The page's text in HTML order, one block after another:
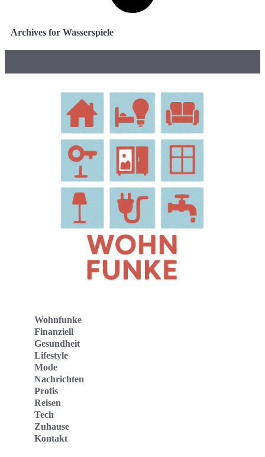
Archives for Wasserspiele
Wohnfunke
Finanziell
Gesundheit
Lifestyle
Mode
Nachrichten
Profis
Reisen
Tech
Zuhause
Kontakt